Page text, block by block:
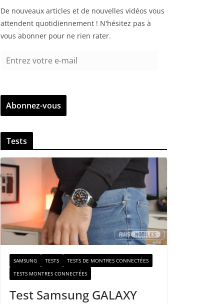
De nouveaux articles et de nouvelles vidéos vous
attendent quotidiennement ! N'hésitez pas à
vous abonner pour ne rien rater.
r
z
v
t
r
e
e
-
a
i
Abonnez-vous
Tests
SAMSUNG TESTS
TESTS DE MONTRES CONNECTÉES
TESTS MONTRES CONNECTÉES
Test Samsung GALAXY